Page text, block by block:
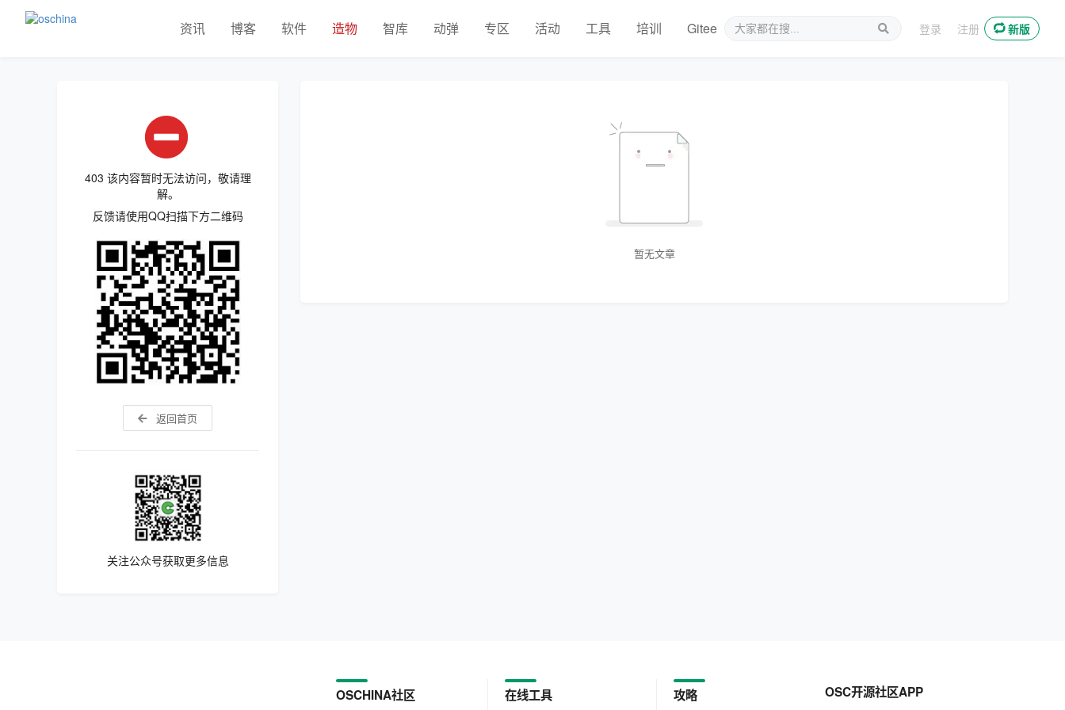
资讯 博客 软件 造物 智库 动弹 专区 活动 工具 培训 Gitee 新媒体 登录 注册 新版
403 该内容暂时无法访问，敬请理
解。
反馈请使用QQ扫描下方二维码
返回首页
关注公众号获取更多信息
暂无文章
OSCHINA社区 在线工具 攻略 OSC开源社区APP